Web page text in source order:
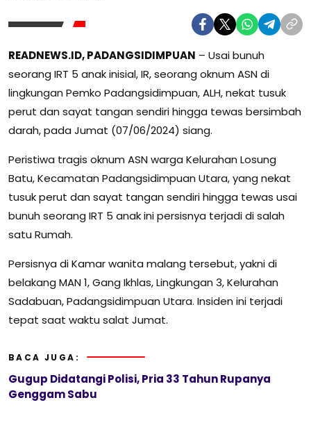
READNEWS.ID, PADANGSIDIMPUAN – Usai bunuh
seorang IRT 5 anak inisial, IR, seorang oknum ASN di
lingkungan Pemko Padangsidimpuan, ALH, nekat tusuk
perut dan sayat tangan sendiri hingga tewas bersimbah
darah, pada Jumat (07/06/2024) siang.
Peristiwa tragis oknum ASN warga Kelurahan Losung
Batu, Kecamatan Padangsidimpuan Utara, yang nekat
tusuk perut dan sayat tangan sendiri hingga tewas usai
bunuh seorang IRT 5 anak ini persisnya terjadi di salah
satu Rumah.
Persisnya di Kamar wanita malang tersebut, yakni di
belakang MAN 1, Gang Ikhlas, Lingkungan 3, Kelurahan
Sadabuan, Padangsidimpuan Utara. Insiden ini terjadi
tepat saat waktu salat Jumat.
BACA JUGA:
Gugup Didatangi Polisi, Pria 33 Tahun Rupanya
Genggam Sabu